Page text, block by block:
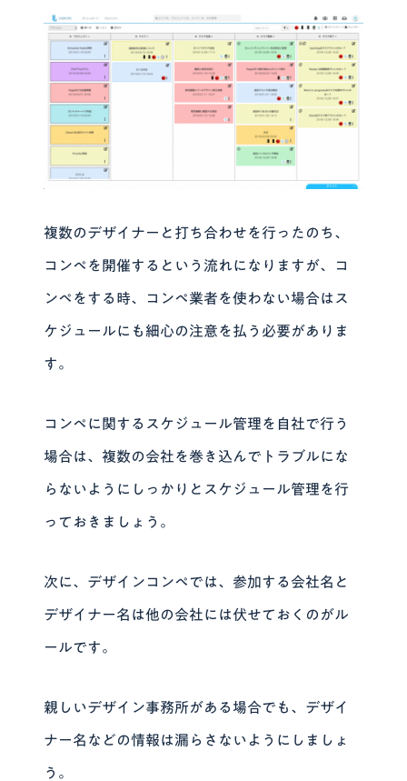
複数のデザイナーと打ち合わせを行ったのち、
コンペを開催するという流れになりますが、コ
ンペをする時、コンペ業者を使わない場合はス
ケジュールにも細心の注意を払う必要がありま
す。
コンペに関するスケジュール管理を自社で行う
場合は、複数の会社を巻き込んでトラブルにな
らないようにしっかりとスケジュール管理を行
っておきましょう。
次に、デザインコンペでは、参加する会社名と
デザイナー名は他の会社には伏せておくのがル
ールです。
親しいデザイン事務所がある場合でも、デザイ
ナー名などの情報は漏らさないようにしましょ
う。